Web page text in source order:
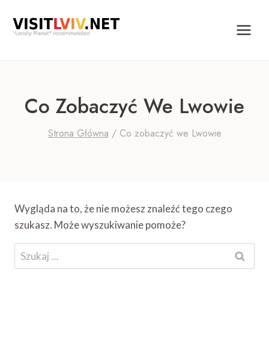
Co Zobaczyć We Lwowie
Strona Główna / Co zobaczyć we Lwowie
Wygląda na to, że nie możesz znaleźć tego czego
szukasz. Może wyszukiwanie pomoże?
Szukaj: